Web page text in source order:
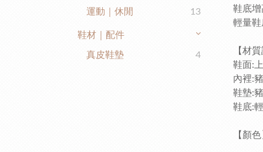
運動｜休閒
13
鞋材｜配件
真皮鞋墊 4
鞋底
輕量
【
鞋面:
內裡:
鞋墊:
鞋底:
【顏